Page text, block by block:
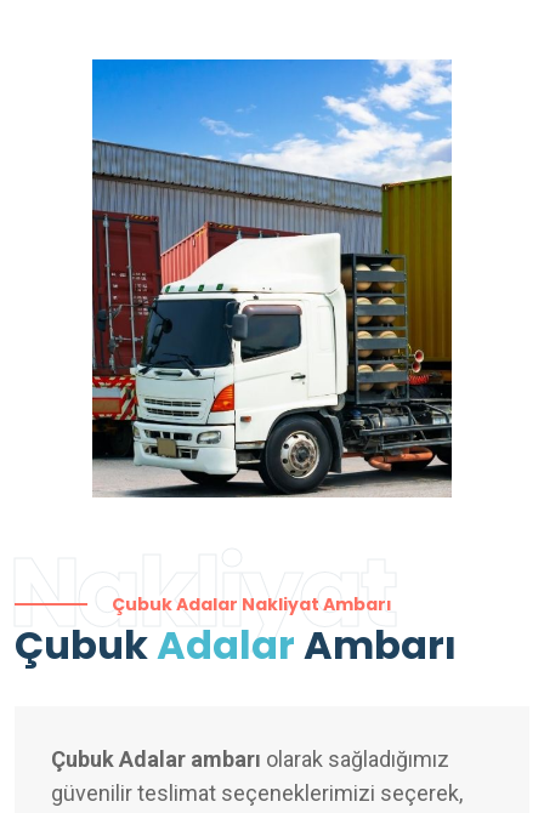
Nakliyat
Çubuk Adalar Nakliyat Ambarı
ÇubukAdalarAmbarı
Çubuk Adalar ambarı olarak sağladığımız
güvenilir teslimat seçeneklerimizi seçerek,